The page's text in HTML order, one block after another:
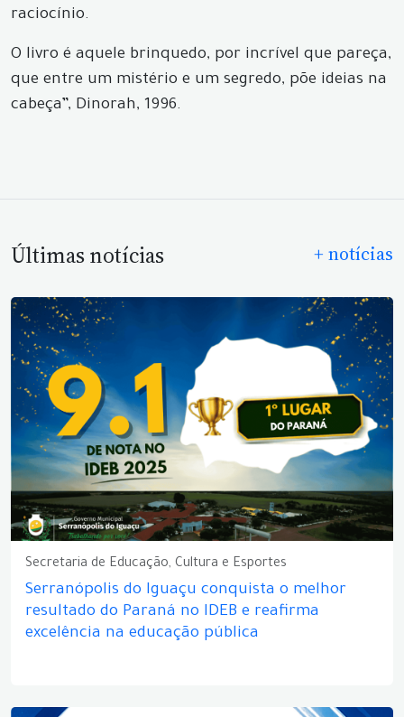
raciocínio.
O livro é aquele brinquedo, por incrível que pareça,
que entre um mistério e um segredo, põe ideias na
cabeça”, Dinorah, 1996.
Últimas notícias + notícias
Secretaria de Educação, Cultura e Esportes
Serranópolis do Iguaçu conquista o melhor
resultado do Paraná no IDEB e reafirma
excelência na educação pública